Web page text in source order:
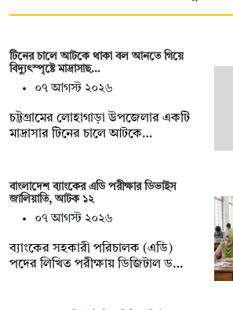
টিনের চালে আটকে থাকা বল আনতে গিয়ে
বিদ্যুৎস্পৃষ্টে মাদ্রাসাছ…
০৭ আগস্ট ২০২৬
চট্টগ্রামের লোহাগাড়া উপজেলার একটি
মাদ্রাসার টিনের চালে আটকে…
বাংলাদেশ ব্যাংকের এডি পরীক্ষার ডিভাইস
জালিয়াতি, আটক ১২
০৭ আগস্ট ২০২৬
ব্যাংকের সহকারী পরিচালক (এডি)
পদের লিখিত পরীক্ষায় ডিজিটাল ড…